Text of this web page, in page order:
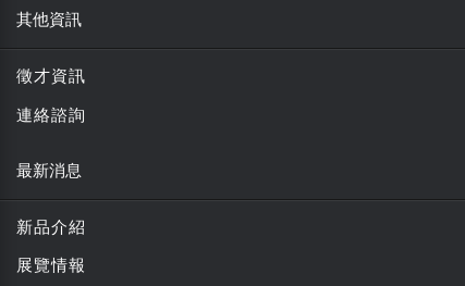
其他資訊
徵才資訊
連絡諮詢
最新消息
新品介紹
展覽情報